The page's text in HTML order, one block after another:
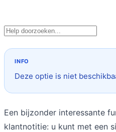
Deze optie is niet
Een bijzonder interessante
klantnotitie: u kunt met een